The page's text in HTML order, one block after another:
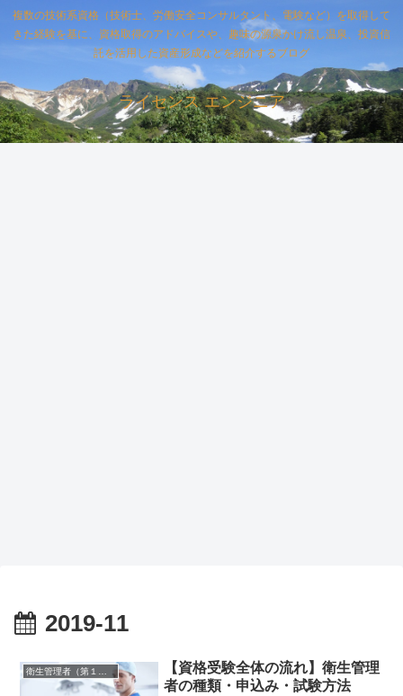
複数の技術系資格（技術士、労働安全コンサルタント、電験など）を取得して
きた経験を基に、資格取得のアドバイスや、趣味の源泉かけ流し温泉、投資信
託を活用した資産形成などを紹介するブログ
ライセンス エンジニア
2019-11
【資格受験全体の流れ】衛生管理
者の種類・申込み・試験方法